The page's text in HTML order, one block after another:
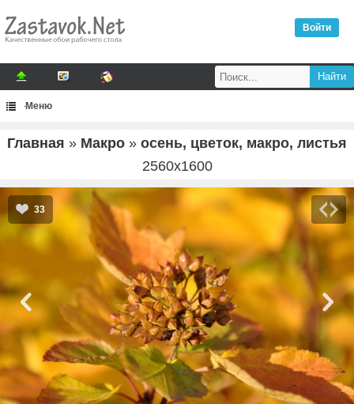
Войти
Меню
Главная » Макро » осень, цветок, макро, листья
2560x1600
33